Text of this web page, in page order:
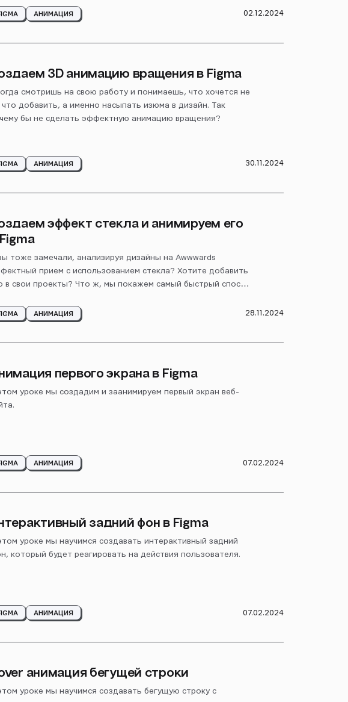
АНИМАЦИЯ 02.12.2024
3D анимацию вращения в Figma
смотришь на свою работу и понимаешь, что хочется не
что добавить, а именно насыпать изюма в дизайн. Так
бы не сделать эффектную анимацию вращения?
АНИМАЦИЯ 30.11.2024
эффект стекла и анимируем его
тоже замечали, анализируя дизайны на Awwwards
прием с использованием стекла? Хотите добавить
в свои проекты? Что ж, мы покажем самый быстрый способ
анимацией в Figma.
АНИМАЦИЯ 28.11.2024
первого экрана в Figma
уроке мы создадим и заанимируем первый экран веб-
АНИМАЦИЯ 07.02.2024
задний фон в Figma
уроке мы научимся создавать интерактивный задний
который будет реагировать на действия пользователя.
АНИМАЦИЯ 07.02.2024
анимация бегущей строки
уроке мы научимся создавать бегущую строку с